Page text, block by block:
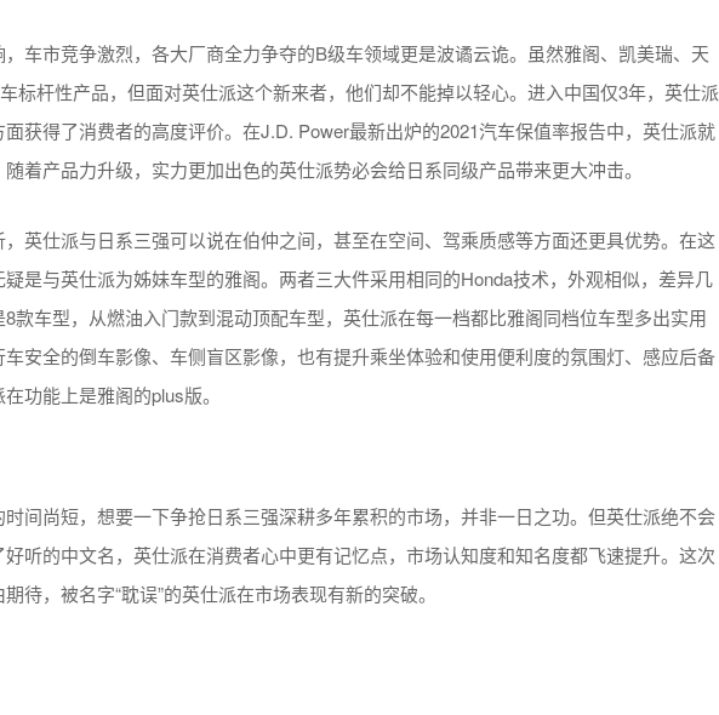
市竞争激烈，各大厂商全力争夺的B级车领域更是波谲云诡。虽然雅阁、凯美瑞、天
标杆性产品，但面对英仕派这个新来者，他们却不能掉以轻心。进入中国仅3年，英仕派
获得了消费者的高度评价。在J.D. Power最新出炉的2021汽车保值率报告中，英仕派就
着产品力升级，实力更加出色的英仕派势必会给日系同级产品带来更大冲击。
仕派与日系三强可以说在伯仲之间，甚至在空间、驾乘质感等方面还更具优势。在这
是与英仕派为姊妹车型的雅阁。两者三大件采用相同的Honda技术，外观相似，差异几
款车型，从燃油入门款到混动顶配车型，英仕派在每一档都比雅阁同档位车型多出实用
安全的倒车影像、车侧盲区影像，也有提升乘坐体验和使用便利度的氛围灯、感应后备
功能上是雅阁的plus版。
尚短，想要一下争抢日系三强深耕多年累积的市场，并非一日之功。但英仕派绝不会
听的中文名，英仕派在消费者心中更有记忆点，市场认知度和知名度都飞速提升。这次
待，被名字“耽误”的英仕派在市场表现有新的突破。